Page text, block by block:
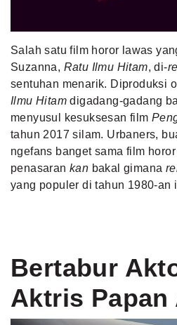
Salah satu film horor lawas
Suzanna, Ratu Ilmu Hitam, di-
sentuhan menarik. Diproduksi
Ilmu Hitam digadang-gadang
menyusul kesuksesan film
tahun 2017 silam. Urbaners,
ngefans banget sama film
penasarankan bakal gimana
yang populer di tahun 1980-an
Bertabur
Aktris Papan